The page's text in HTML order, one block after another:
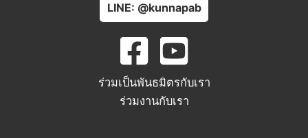
LINE: @kunnapab
ร่วมเป็นพันธมิตรกับเรา
ร่วมงานกับเรา